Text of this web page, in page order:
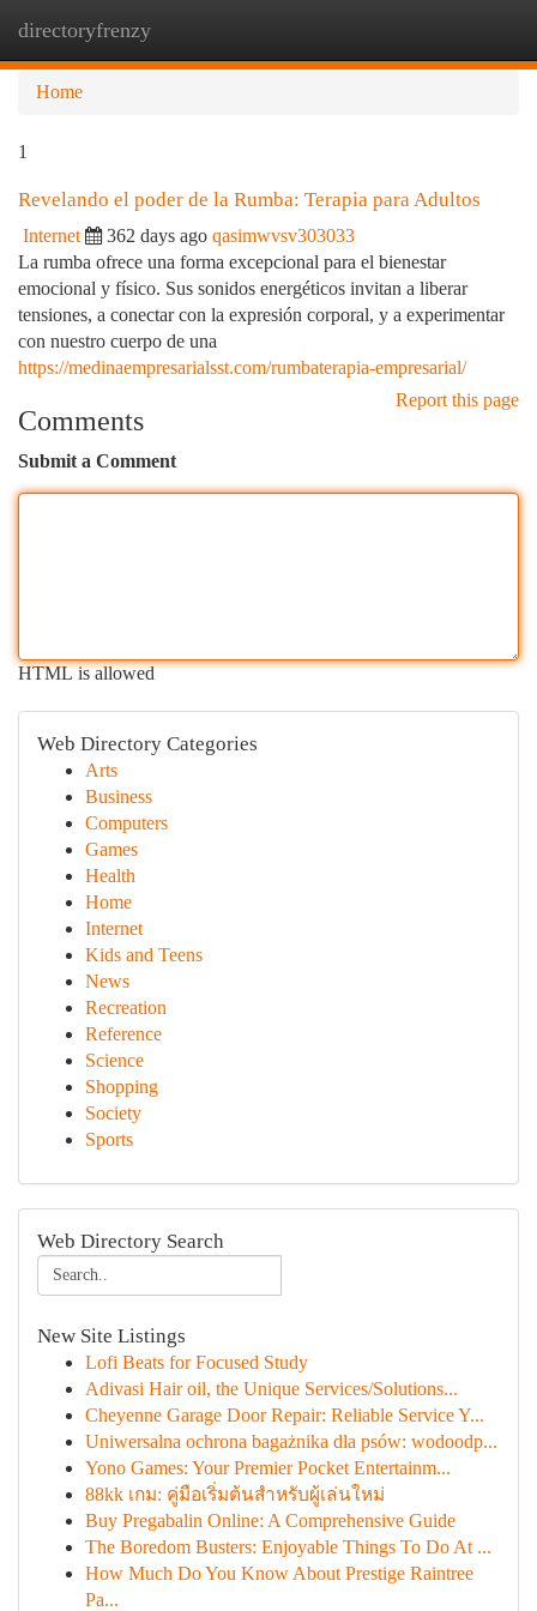
directoryfrenzy
Home
1
Revelando el poder de la Rumba: Terapia para Adultos
Internet 362 days ago qasimwvsv303033
La rumba ofrece una forma excepcional para el bienestar
emocional y físico. Sus sonidos energéticos invitan a liberar
tensiones, a conectar con la expresión corporal, y a experimentar
con nuestro cuerpo de una
https://medinaempresarialsst.com/rumbaterapia-empresarial/
Report this page
Comments
Submit a Comment
HTML is allowed
Web Directory Categories
Arts
Business
Computers
Games
Health
Home
Internet
Kids and Teens
News
Recreation
Reference
Science
Shopping
Society
Sports
Web Directory Search
New Site Listings
Lofi Beats for Focused Study
Adivasi Hair oil, the Unique Services/Solutions...
Cheyenne Garage Door Repair: Reliable Service Y...
Uniwersalna ochrona bagażnika dla psów: wodoodp...
Yono Games: Your Premier Pocket Entertainm...
88kk เกม: คู่มือเริ่มต้นสำหรับผู้เล่นใหม่
Buy Pregabalin Online: A Comprehensive Guide
The Boredom Busters: Enjoyable Things To Do At ...
How Much Do You Know About Prestige Raintree
Pa...